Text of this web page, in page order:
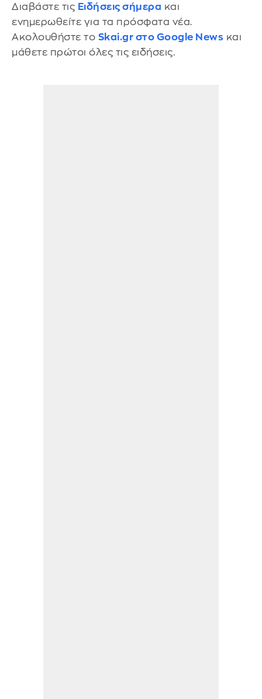
Διαβάστε τις Ειδήσεις σήμερα και
ενημερωθείτε για τα πρόσφατα νέα.
Ακολουθήστε το Skai.gr στο Google News και
μάθετε πρώτοι όλες τις ειδήσεις.